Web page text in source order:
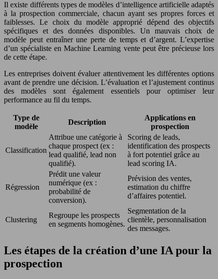
Il existe différents types de modèles d’intelligence artificielle adaptés
à la prospection commerciale, chacun ayant ses propres forces et
faiblesses. Le choix du modèle approprié dépend des objectifs
spécifiques et des données disponibles. Un mauvais choix de
modèle peut entraîner une perte de temps et d’argent. L’expertise
d’un spécialiste en Machine Learning vente peut être précieuse lors
de cette étape.
Les entreprises doivent évaluer attentivement les différentes options
avant de prendre une décision. L’évaluation et l’ajustement continus
des modèles sont également essentiels pour optimiser leur
performance au fil du temps.
Type de
modèle
Description
Applications en
prospection
Classification
Attribue une catégorie à
chaque prospect (ex :
lead qualifié, lead non
qualifié).
Scoring de leads,
identification des prospects
à fort potentiel grâce au
lead scoring IA.
Régression
Prédit une valeur
numérique (ex :
probabilité de
conversion).
Prévision des ventes,
estimation du chiffre
d’affaires potentiel.
Clustering
Regroupe les prospects
en segments homogènes.
Segmentation de la
clientèle, personnalisation
des messages.
Les étapes de la création d’une IA pour la
prospection